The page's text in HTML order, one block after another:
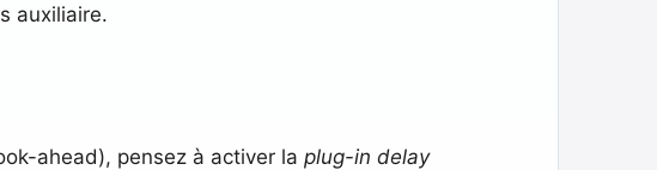
auxiliaire.
ahead), pensez à activer la plug-in delay